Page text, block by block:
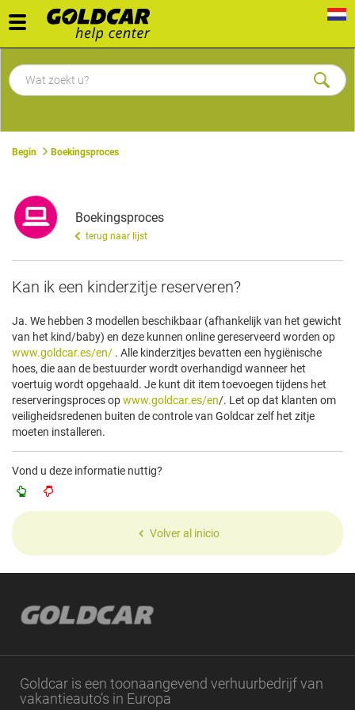
Toggle
navigation
Begin Boekingsproces
Boekingsproces
terug naar lijst
Kan ik een kinderzitje reserveren?
Ja. We hebben 3 modellen beschikbaar (afhankelijk van het gewicht
van het kind/baby) en deze kunnen online gereserveerd worden op
www.goldcar.es/en/ . Alle kinderzitjes bevatten een hygiënische
hoes, die aan de bestuurder wordt overhandigd wanneer het
voertuig wordt opgehaald. Je kunt dit item toevoegen tijdens het
reserveringsproces opwww.goldcar.es/en/. Let op dat klanten om
veiligheidsredenen buiten de controle van Goldcar zelf het zitje
moeten installeren.
Vond u deze informatie nuttig?
Volver al inicio
Goldcar is een toonaangevend verhuurbedrijf van
vakantieauto’s in Europa